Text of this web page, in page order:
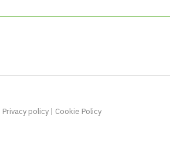
Privacy policy | Cookie Policy